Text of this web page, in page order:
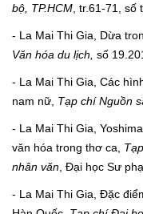
bộ, TP.HCM, tr.61-71, số
- La Mai Thi Gia, Dừa
Văn hóa du lịch, số
- La Mai Thi Gia, Các
nam nữ, Tạp chí Nguồn
- La Mai Thi Gia,
văn hóa trong thơ ca,
nhân văn, Đại học Sư
- La Mai Thi Gia, Đặc